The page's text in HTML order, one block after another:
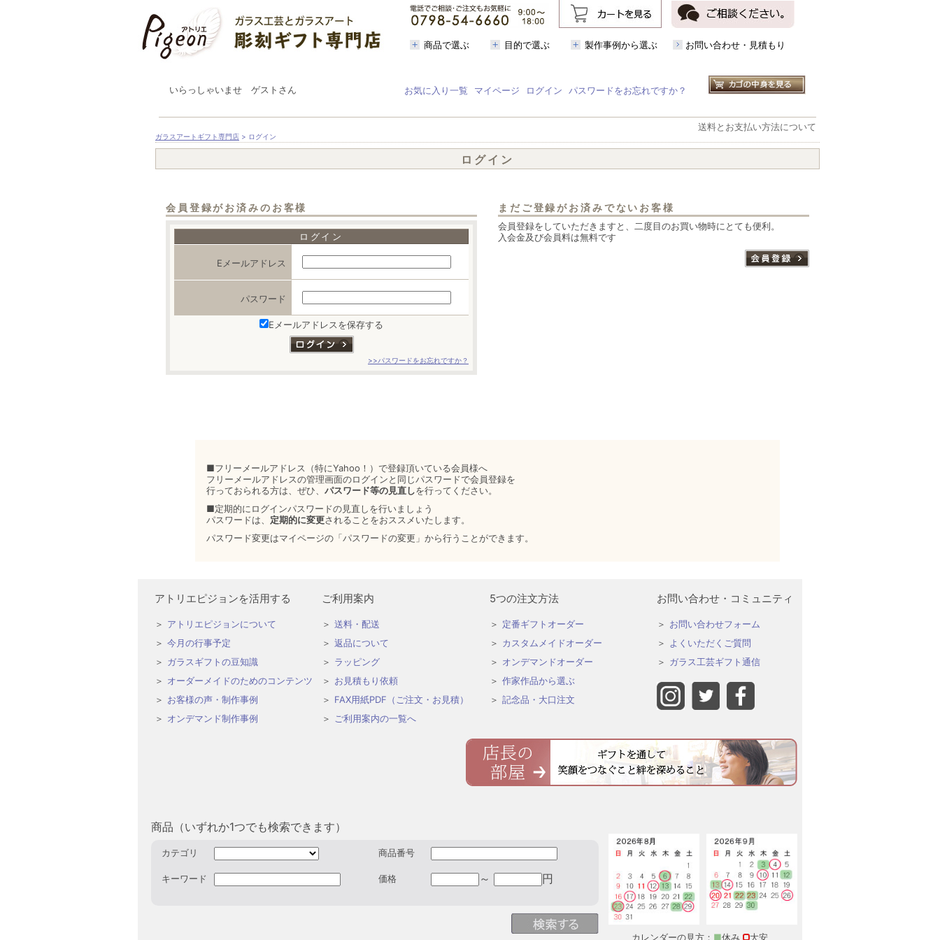
商品で選ぶ 目的で選ぶ 製作事例から選ぶ お問い合わせ・見積もり
いらっしゃいませ ゲストさん お気に入り一覧 マイページ ログイン パスワードをお忘れですか？
送料とお支払い方法について
ガラスアートギフト専門店 > ログイン
ログイン
会員登録がお済みのお客様
ログイン
Eメールアドレス
パスワード
Eメールアドレスを保存する
>>パスワードをお忘れですか？
まだご登録がお済みでないお客様
会員登録をしていただきますと、二度目のお買い物時にとても便利。
入会金及び会員料は無料です
■フリーメールアドレス（特にYahoo！）で登録頂いている会員様へ
フリーメールアドレスの管理画面のログインと同じパスワードで会員登録を
行っておられる方は、ぜひ、 パスワード等の見直しを行ってください。
■定期的にログインパスワードの見直しを行いましょう
パスワードは、 定期的に変更されることをおススメいたします。
パスワード変更はマイページの「パスワードの変更」から行うことができます。
アトリエピジョンを活用する
アトリエピジョンについて
今月の行事予定
ガラスギフトの豆知識
オーダーメイドのためのコンテンツ
お客様の声・制作事例
オンデマンド制作事例
ご利用案内
送料・配送
返品について
ラッピング
お見積もり依頼
FAX用紙PDF（ご注文・お見積）
ご利用案内の一覧へ
5つの注文方法
定番ギフトオーダー
カスタムメイドオーダー
オンデマンドオーダー
作家作品から選ぶ
記念品・大口注文
お問い合わせ・コミュニティ
お問い合わせフォーム
よくいただくご質問
ガラス工芸ギフト通信
商品（いずれか1つでも検索できます）
カテゴリ 商品番号
キーワード 価格 ～ 円
カレンダーの見方： ■休み 大安